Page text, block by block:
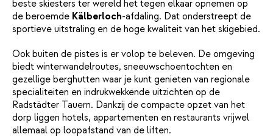
beste skiesters ter wereld het tegen elkaar opnemen op
de beroemde Kälberloch-afdaling. Dat onderstreept de
sportieve uitstraling en de hoge kwaliteit van het skigebied.
Ook buiten de pistes is er volop te beleven. De omgeving
biedt winterwandelroutes, sneeuwschoentochten en
gezellige berghutten waar je kunt genieten van regionale
specialiteiten en indrukwekkende uitzichten op de
Radstädter Tauern. Dankzij de compacte opzet van het
dorp liggen hotels, appartementen en restaurants vrijwel
allemaal op loopafstand van de liften.